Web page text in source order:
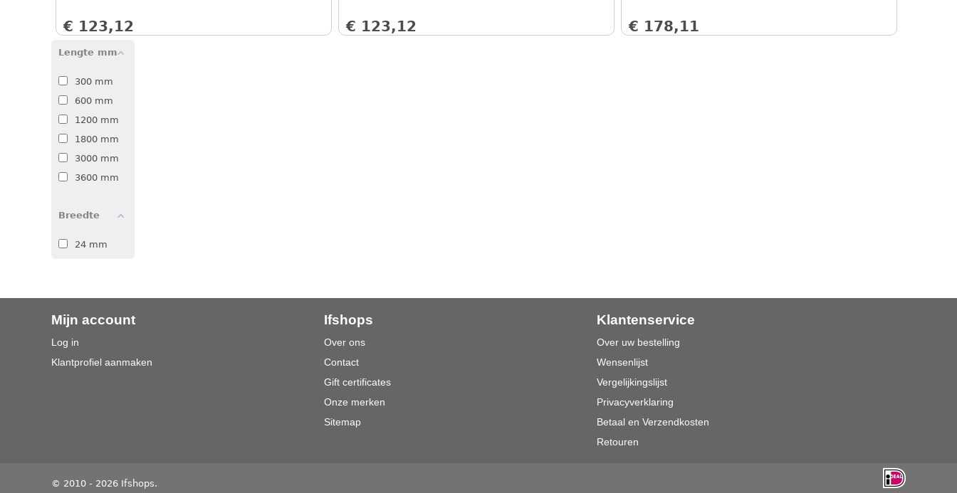
€ 123,12 € 123,12 € 178,11
Lengte mm
300 mm
600 mm
1200 mm
1800 mm
3000 mm
3600 mm
Breedte
24 mm
Mijn account
Log in
Klantprofiel aanmaken
Ifshops
Over ons
Contact
Gift certificates
Onze merken
Sitemap
Klantenservice
Over uw bestelling
Wensenlijst
Vergelijkingslijst
Privacyverklaring
Betaal en Verzendkosten
Retouren
© 2010 - 2026 Ifshops.